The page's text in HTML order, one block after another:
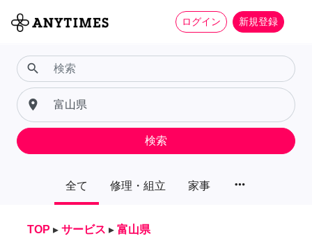
ログイン 新規登録
全て 修理・組立 家事 more_horiz
search
place
検索
TOP ▸ サービス ▸ 富山県